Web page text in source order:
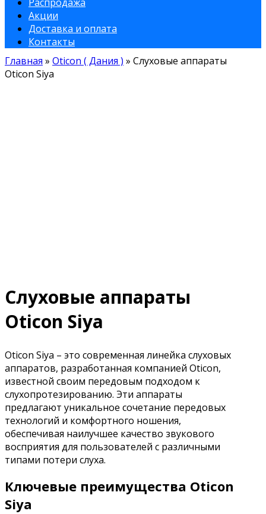
Акции
Доставка и оплата
Контакты
Главная » Oticon ( Дания ) » Слуховые аппараты
Oticon Siya
Слуховые аппараты
Oticon Siya
Oticon Siya – это современная линейка слуховых
аппаратов, разработанная компанией Oticon,
известной своим передовым подходом к
слухопротезированию. Эти аппараты
предлагают уникальное сочетание передовых
технологий и комфортного ношения,
обеспечивая наилучшее качество звукового
восприятия для пользователей с различными
типами потери слуха.
Ключевые преимущества Oticon
Siya